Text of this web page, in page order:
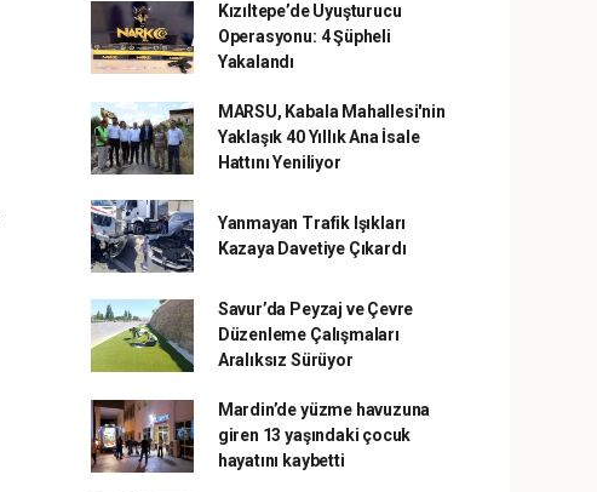
Kızıltepe’de Uyuşturucu
Operasyonu: 4 Şüpheli
Yakalandı
MARSU, Kabala Mahallesi'nin
Yaklaşık 40 Yıllık Ana İsale
Hattını Yeniliyor
Yanmayan Trafik Işıkları
Kazaya Davetiye Çıkardı
Savur’da Peyzaj ve Çevre
Düzenleme Çalışmaları
Aralıksız Sürüyor
Mardin’de yüzme havuzuna
giren 13 yaşındaki çocuk
hayatını kaybetti